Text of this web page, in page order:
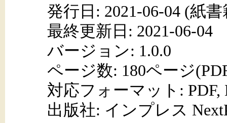
発行日: 2021-06-04(紙書
最終更新日: 2021-06-04
バージョン: 1.0.0
ページ数: 180ページ
対応フォーマット: PDF,
出版社: インプレス